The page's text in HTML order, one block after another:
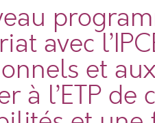
avec
et
à l’ETP